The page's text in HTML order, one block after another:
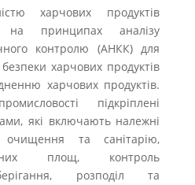
харчових продуктів
на принципах аналізу
контролю (АНКК) для
харчових продуктів
харчових продуктів.
підкріплені
які включають належні
очищення та санітарію,
площ, контроль
розподіл та